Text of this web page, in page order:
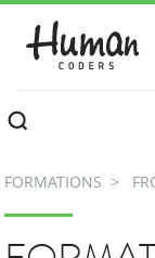
FORMATIONS